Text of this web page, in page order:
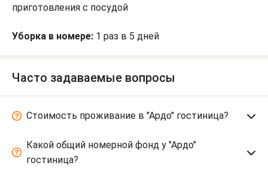
приготовления с посудой
Уборка в номере: 1 раз в 5 дней
Часто задаваемые вопросы
Стоимость проживание в "Ардо" гостиница?
Какой общий номерной фонд у "Ардо"
гостиница?